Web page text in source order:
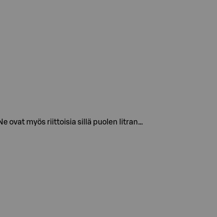
ovat myös riittoisia sillä puolen litran…